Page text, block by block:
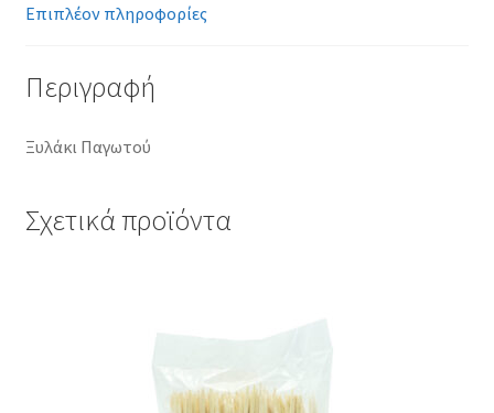
Επιπλέον πληροφορίες
Περιγραφή
Ξυλάκι Παγωτού
Σχετικά προϊόντα